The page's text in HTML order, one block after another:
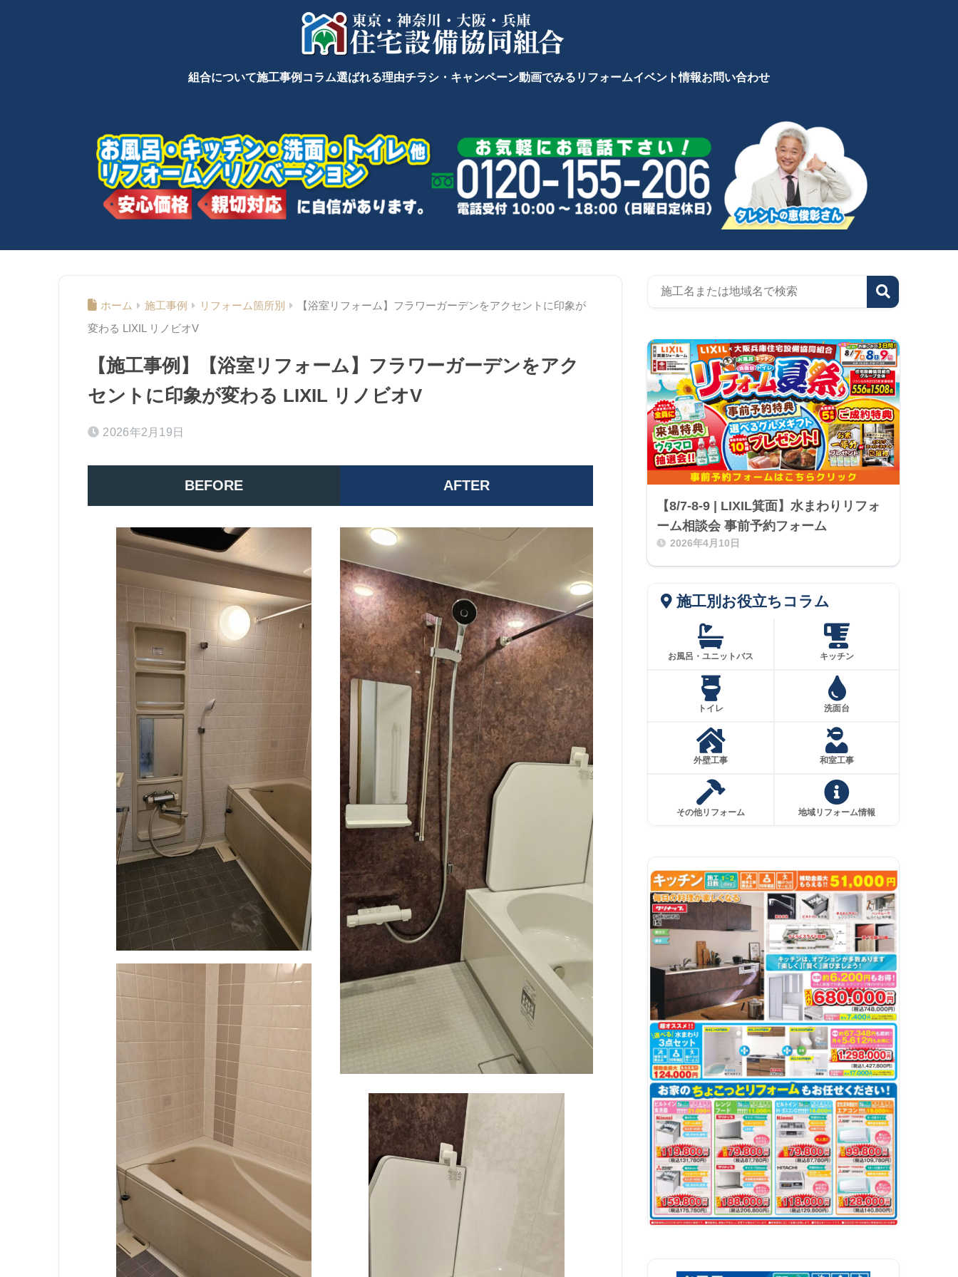
組合について施工事例 コラム選ばれる理由チラシ・キャンペーン動画でみるリフォームイベント情報お問い合わせ
ホーム 施工事例 リフォーム箇所別
【浴室リフォーム】フラワーガーデンをアクセントに印象が
変わる LIXIL リノビオV
【施工事例】【浴室リフォーム】フラワーガーデンをアク
セントに印象が変わる LIXIL リノビオV
2026年2月19日
BEFORE AFTER
【8/7-8-9 | LIXIL箕面】水まわりリフォ
ーム相談会 事前予約フォーム
2026年4月10日
施工別お役立ちコラム
お風呂・ユニットバス キッチン
トイレ 洗面台
外壁工事 和室工事
その他リフォーム 地域リフォーム情報